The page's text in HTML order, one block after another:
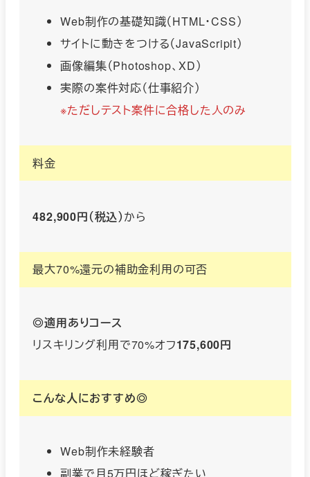
Web制作の基礎知識（HTML・CSS）
サイトに動きをつける（JavaScripit）
画像編集（Photoshop、XD）
実際の案件対応（仕事紹介）
※ただしテスト案件に合格した人のみ
料金
482,900円（税込）から
最大70%還元の補助金利用の可否
◎適用ありコース
リスキリング利用で70%オフ175,600円
こんな人におすすめ◎
Web制作未経験者
副業で月5万円ほど稼ぎたい